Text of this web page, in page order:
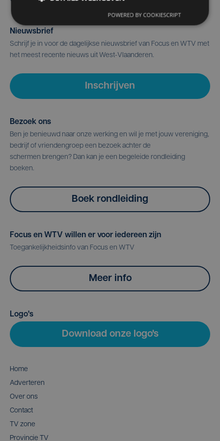
Nieuwsbrief
Schrijf je in voor de dagelijkse nieuwsbrief van Focus en WTV met
het meest recente nieuws uit West-Vlaanderen.
Inschrijven
Bezoek ons
Ben je benieuwd naar onze werking en wil je met jouw vereniging,
bedrijf of vriendengroep een bezoek achter de
schermen brengen? Dan kan je een begeleide rondleiding
boeken.
Boek rondleiding
Focus en WTV willen er voor iedereen zijn
Toegankelijkheidsinfo van Focus en WTV
Meer info
Logo's
Download onze logo's
Home
Adverteren
Over ons
Contact
TV zone
Provincie TV
POWERED BY COOKIESCRIPT